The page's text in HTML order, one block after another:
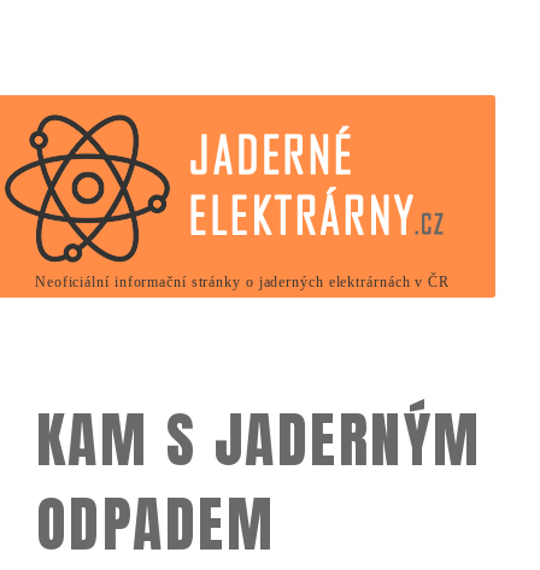
Neoficiální informační stránky o jaderných elektrárnách v ČR
KAM S JADERNÝM
ODPADEM